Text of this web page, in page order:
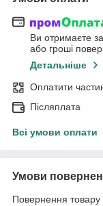
Ви отримаєте
або гроші
Детальніше
Оплатити
Післяплата
Всі умови оплати
Умови
Повернення товару